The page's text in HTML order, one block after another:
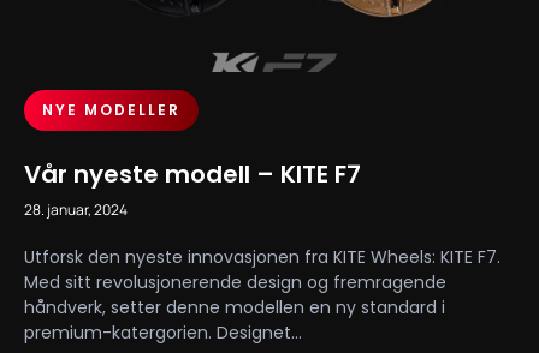
NYE MODELLER
Vår nyeste modell – KITE F7
28. januar, 2024
Utforsk den nyeste innovasjonen fra KITE Wheels: KITE F7.
Med sitt revolusjonerende design og fremragende
håndverk, setter denne modellen en ny standard i
premium-katergorien. Designet...